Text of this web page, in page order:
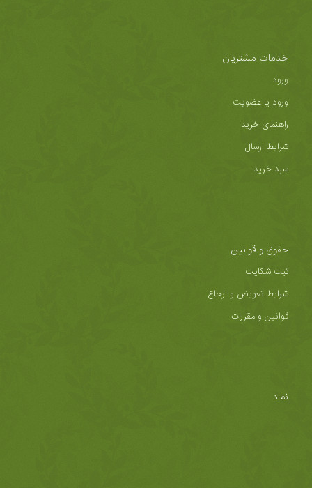
خدمات مشتریان
ورود
ورود یا عضویت
راهنمای خرید
شرایط ارسال
سبد خرید
حقوق و قوانین
ثبت شکایت
شرایط تعویض و ارجاع
قوانین و مقررات
نماد